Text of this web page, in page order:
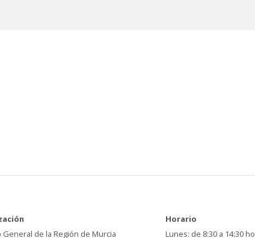
General de la Región de Murcia
Horario
Lunes: de 8:30 a 14:30